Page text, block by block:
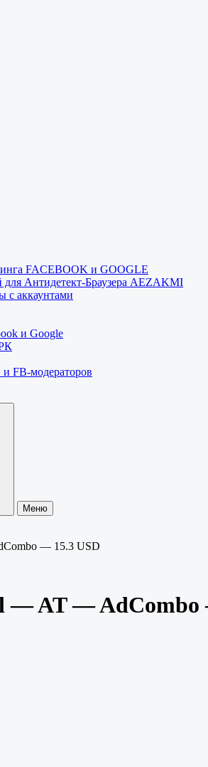
FACEBOOK и GOOGLE
Антидетект-Браузера AEZAKMI
с аккаунтами
и Google
и FB-модераторов
Меню
— 15.3 USD
— AT — AdCombo